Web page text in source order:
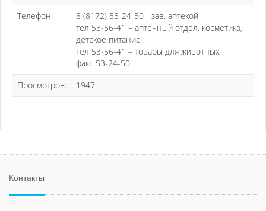
Телефон:
8 (8172) 53-24-50 - зав. аптекой
тел 53-56-41 – аптечный отдел, косметика,
детское питание
тел 53-56-41 – товары для животных
факс 53-24-50
Просмотров:
1947
Контакты